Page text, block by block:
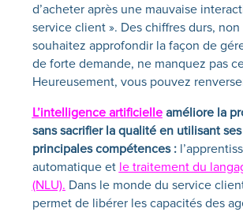
d’acheter après une mauvaise
service client ». Des chiffres durs, non
souhaitez approfondir la façon de
de forte demande, ne manquez pas
Heureusement, vous pouvez
L’intelligence artificielleaméliore la
sans sacrifier la qualité en utilisant
principales compétences :
automatique et le traitement du
(NLU). Dans le monde du service
permet de libérer les capacités des